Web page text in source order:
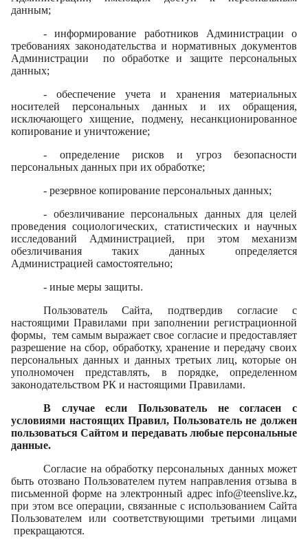
данным;
- информирование работников Администрации о
требованиях законодательства и нормативных документов
Администрации по обработке и защите персональных
данных;
- обеспечение учета и хранения материальных
носителей персональных данных и их обращения,
исключающего хищение, подмену, несанкционированное
копирование и уничтожение;
- определение рисков и угроз безопасности
персональных данных при их обработке;
- резервное копирование персональных данных;
- обезличивание персональных данных для целей
проведения социологических, статистических и научных
исследований Администрацией, при этом механизм
обезличивания таких данных определяется
Администрацией самостоятельно;
- иные меры защиты.
Пользователь Сайта, подтвердив согласие с
настоящими Правилами при заполнении регистрационной
формы, тем самым выражает свое согласие и предоставляет
разрешение на сбор, обработку, хранение и передачу своих
персональных данных и данных третьих лиц, которые он
уполномочен представлять, в порядке, определенном
законодательством РК и настоящими Правилами.
В случае если Пользователь не согласен с
условиями настоящих Правил, Пользователь не должен
пользоваться Сайтом и передавать любые персональные
данные.
Согласие на обработку персональных данных может
быть отозвано Пользователем путем направления отзыва в
письменной форме на электронный адрес info@teenslive.kz,
при этом все операции, связанные с использованием Сайта
Пользователем или соответствующими третьими лицами
прекращаются.